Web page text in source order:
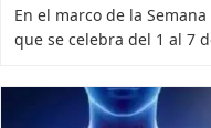
En el marco de la
que se celebra del 1 al 7